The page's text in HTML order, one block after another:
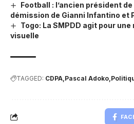
Football : l’ancien président de
démission de Gianni Infantino et
Togo: La SMPDD agit pour
visuelle
TAGGED: CDPA Pascal Adoko